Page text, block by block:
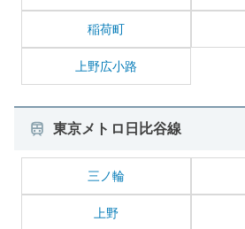
稲荷町
上野広小路
東京メトロ日比谷線
三ノ輪
上野